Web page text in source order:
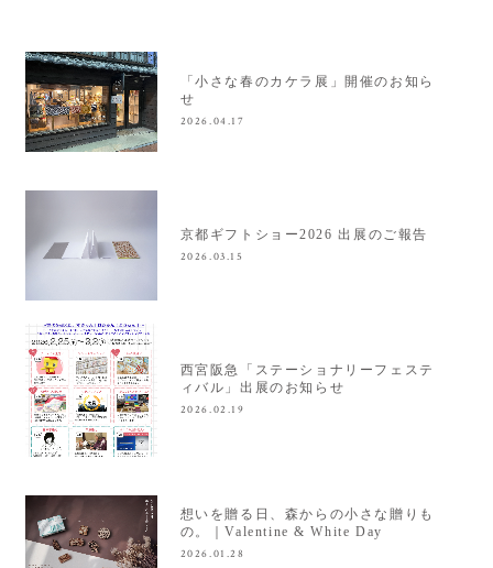
「小さな春のカケラ展」開催のお知ら
せ
2026.04.17
京都ギフトショー2026 出展のご報告
2026.03.15
西宮阪急「ステーショナリーフェステ
ィバル」出展のお知らせ
2026.02.19
想いを贈る日、森からの小さな贈りも
の。｜Valentine & White Day
2026.01.28